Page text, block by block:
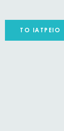
ΤΟ ΙΑΤΡΕΊΟ